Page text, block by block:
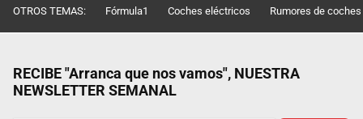
OTROS TEMAS: Fórmula1 Coches eléctricos Rumores de coches
RECIBE "Arranca que nos vamos", NUESTRA
NEWSLETTER SEMANAL